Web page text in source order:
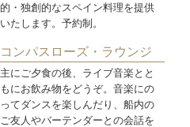
的・独創的なスペイン料理を提供
いたします。予約制。
コンパスローズ・ラウンジ
主にご夕食の後、ライブ音楽とと
もにお飲み物をどうぞ。音楽にの
ってダンスを楽しんだり、船内の
ご友人やバーテンダーとの会話を